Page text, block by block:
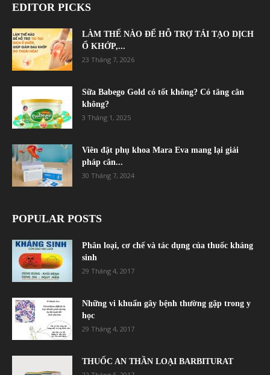
EDITOR PICKS
LÀM THẾ NÀO ĐỂ HỖ TRỢ TÁI TẠO DỊCH
Ổ KHỚP,...
23 Tháng 7, 2026
Sữa Babego Gold có tốt không? Có tăng cân
không?
3 Tháng 1, 2025
Viên đặt phụ khoa Mara Eva mang lại giải
pháp cân...
30 Tháng 7, 2024
POPULAR POSTS
Phân loại, cơ chế và tác dụng của thuốc kháng
sinh
29 Tháng 4, 2017
Những vi khuẩn gây bệnh thường gặp trong y
học
29 Tháng 4, 2017
THUỐC AN THẦN LOẠI BARBITURAT